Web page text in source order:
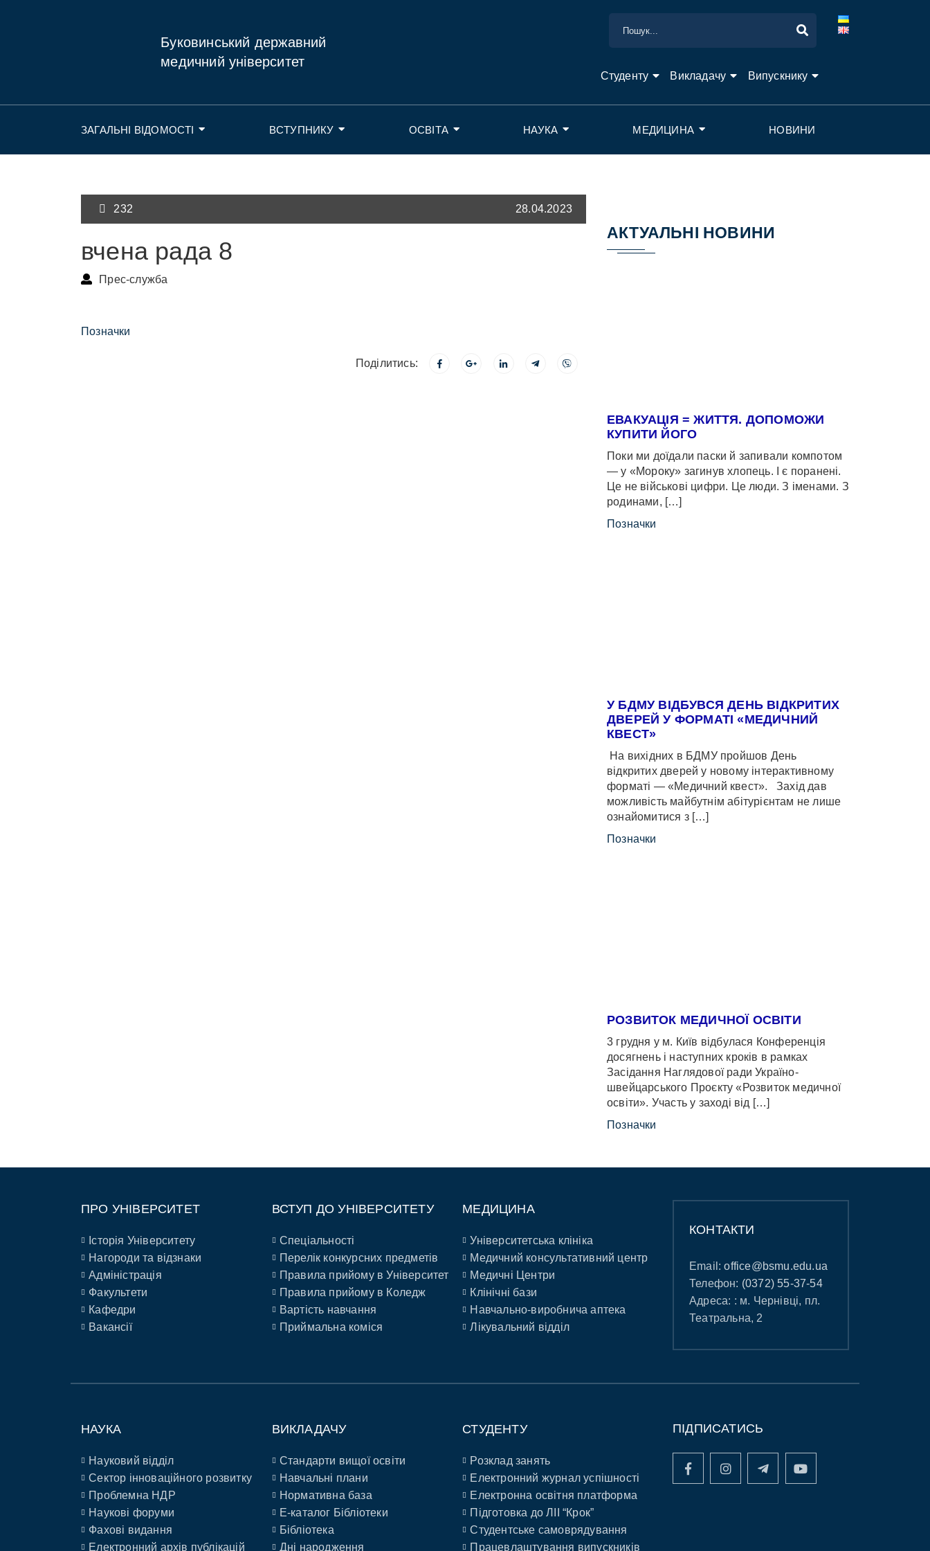
Буковинський державний
медичний університет
Студенту Викладачу Випускнику
ЗАГАЛЬНІ ВІДОМОСТІ ВСТУПНИКУ ОСВІТА НАУКА МЕДИЦИНА НОВИНИ
232 28.04.2023
вчена рада 8
Прес-служба
Позначки
Поділитись:
АКТУАЛЬНІ НОВИНИ
ЕВАКУАЦІЯ = ЖИТТЯ. ДОПОМОЖИ
КУПИТИ ЙОГО
Поки ми доїдали паски й запивали компотом
— у «Мороку» загинув хлопець. І є поранені.
Це не військові цифри. Це люди. З іменами. З
родинами, […]
Позначки
У БДМУ ВІДБУВСЯ ДЕНЬ ВІДКРИТИХ
ДВЕРЕЙ У ФОРМАТІ «МЕДИЧНИЙ
КВЕСТ»
На вихідних в БДМУ пройшов День
відкритих дверей у новому інтерактивному
форматі — «Медичний квест». Захід дав
можливість майбутнім абітурієнтам не лише
ознайомитися з […]
Позначки
РОЗВИТОК МЕДИЧНОЇ ОСВІТИ
3 грудня у м. Київ відбулася Конференція
досягнень і наступних кроків в рамках
Засідання Наглядової ради Україно-
швейцарського Проєкту «Розвиток медичної
освіти». Участь у заході від […]
Позначки
ПРО УНІВЕРСИТЕТ
Історія Університету
Нагороди та відзнаки
Адміністрація
Факультети
Кафедри
Вакансії
ВСТУП ДО УНІВЕРСИТЕТУ
Спеціальності
Перелік конкурсних предметів
Правила прийому в Університет
Правила прийому в Коледж
Вартість навчання
Приймальна коміся
МЕДИЦИНА
Університетська клініка
Медичний консультативний центр
Медичні Центри
Клінічні бази
Навчально-виробнича аптека
Лікувальний відділ
КОНТАКТИ
Email:office@bsmu.edu.ua
Телефон: (0372) 55-37-54
Адреса: : м. Чернівці, пл.
Театральна, 2
НАУКА
Науковий відділ
Сектор інноваційного розвитку
Проблемна НДР
Наукові форуми
Фахові видання
Електронний архів публікацій
ВИКЛАДАЧУ
Стандарти вищої освіти
Навчальні плани
Нормативна база
E-каталог Бібліотеки
Бібліотека
Дні народження
СТУДЕНТУ
Розклад занять
Електронний журнал успішності
Електронна освітня платформа
Підготовка до ЛІІ “Крок”
Студентське самоврядування
Працевлаштування випускників
ПІДПИСАТИСЬ